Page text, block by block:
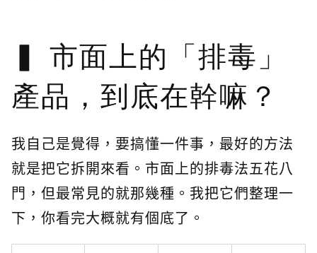
市面上的「排毒」
產品，到底在幹嘛？
我自己是覺得，要搞懂一件事，最好的方法
就是把它拆開來看。市面上的排毒法五花八
門，但最常見的就那幾種。我把它們整理一
下，你看完大概就有個底了。